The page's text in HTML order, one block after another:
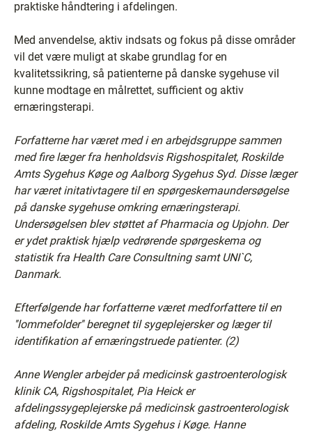
praktiske håndtering i afdelingen.
Med anvendelse, aktiv indsats og fokus på disse områder
vil det være muligt at skabe grundlag for en
kvalitetssikring, så patienterne på danske sygehuse vil
kunne modtage en målrettet, sufficient og aktiv
ernæringsterapi.
Forfatterne har været med i en arbejdsgruppe sammen
med fire læger fra henholdsvis Rigshospitalet, Roskilde
Amts Sygehus Køge og Aalborg Sygehus Syd. Disse læger
har været initativtagere til en spørgeskemaundersøgelse
på danske sygehuse omkring ernæringsterapi.
Undersøgelsen blev støttet af Pharmacia og Upjohn. Der
er ydet praktisk hjælp vedrørende spørgeskema og
statistik fra Health Care Consultning samt UNI`C,
Danmark.
Efterfølgende har forfatterne været medforfattere til en
''lommefolder'' beregnet til sygeplejersker og læger til
identifikation af ernæringstruede patienter. (2)
Anne Wengler arbejder på medicinsk gastroenterologisk
klinik CA, Rigshospitalet, Pia Heick er
afdelingssygeplejerske på medicinsk gastroenterologisk
afdeling, Roskilde Amts Sygehus i Køge. Hanne